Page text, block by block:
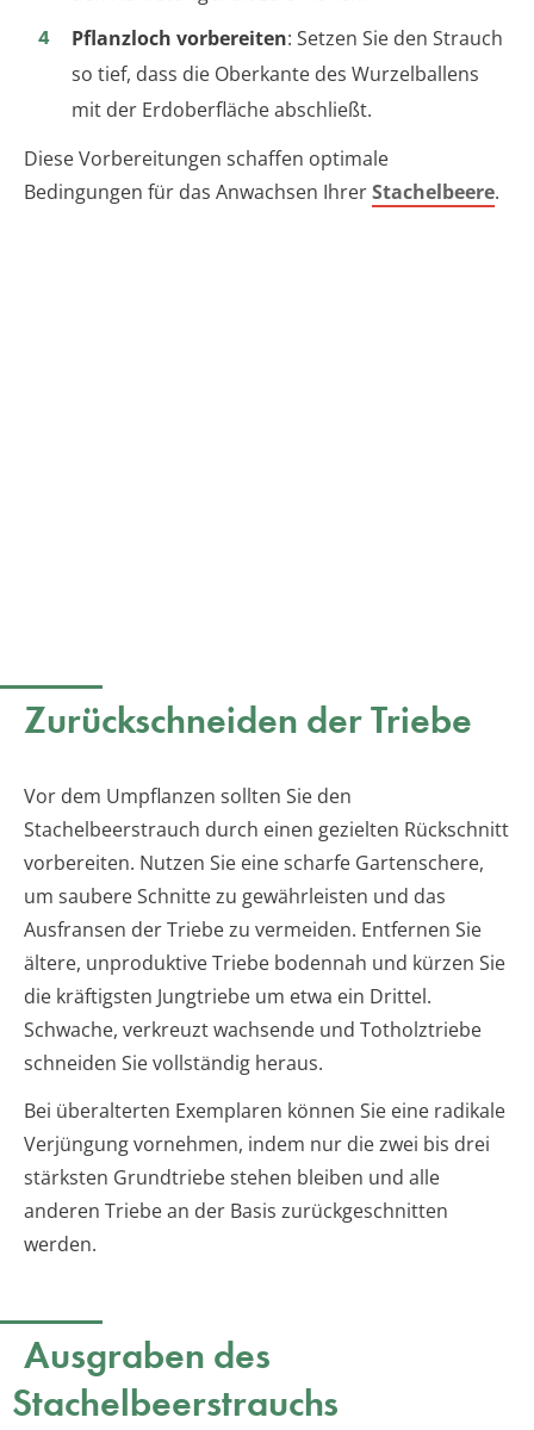
Pflanzloch vorbereiten: Setzen Sie den Strauch
so tief, dass die Oberkante des Wurzelballens
mit der Erdoberfläche abschließt.
Diese Vorbereitungen schaffen optimale
Bedingungen für das Anwachsen IhrerStachelbeere.
Zurückschneiden der Triebe
Vor dem Umpflanzen sollten Sie den
Stachelbeerstrauch durch einen gezielten Rückschnitt
vorbereiten. Nutzen Sie eine scharfe Gartenschere,
um saubere Schnitte zu gewährleisten und das
Ausfransen der Triebe zu vermeiden. Entfernen Sie
ältere, unproduktive Triebe bodennah und kürzen Sie
die kräftigsten Jungtriebe um etwa ein Drittel.
Schwache, verkreuzt wachsende und Totholztriebe
schneiden Sie vollständig heraus.
Bei überalterten Exemplaren können Sie eine radikale
Verjüngung vornehmen, indem nur die zwei bis drei
stärksten Grundtriebe stehen bleiben und alle
anderen Triebe an der Basis zurückgeschnitten
werden.
Ausgraben des
Stachelbeerstrauchs